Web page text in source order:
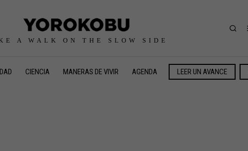
A WALK ON THE SLOW SIDE
CIENCIA MANERAS DE VIVIR AGENDA LEER UN AVANCE